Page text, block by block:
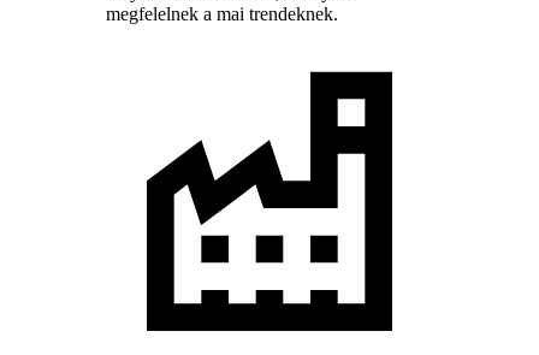
megfelelnek a mai trendeknek.